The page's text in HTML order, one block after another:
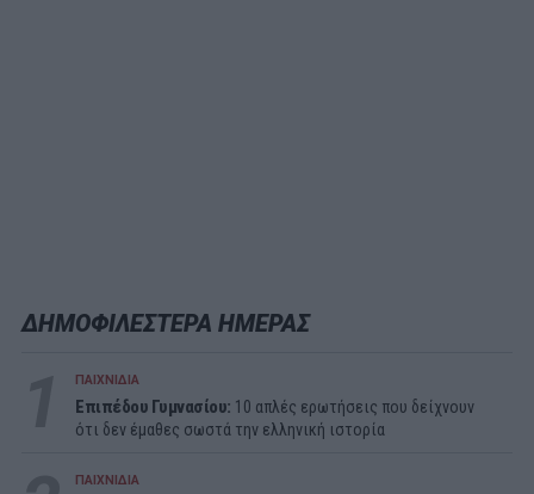
ΔΗΜΟΦΙΛΕΣΤΕΡΑ ΗΜΕΡΑΣ
ΠΑΙΧΝΙΔΙΑ
Επιπέδου Γυμνασίου: 10 απλές ερωτήσεις που δείχνουν
ότι δεν έμαθες σωστά την ελληνική ιστορία
ΠΑΙΧΝΙΔΙΑ